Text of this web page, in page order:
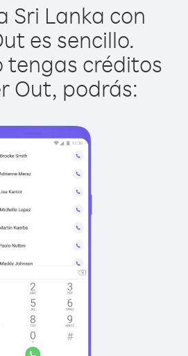
Sri Lanka con
es sencillo.
tengas créditos
Out, podrás: